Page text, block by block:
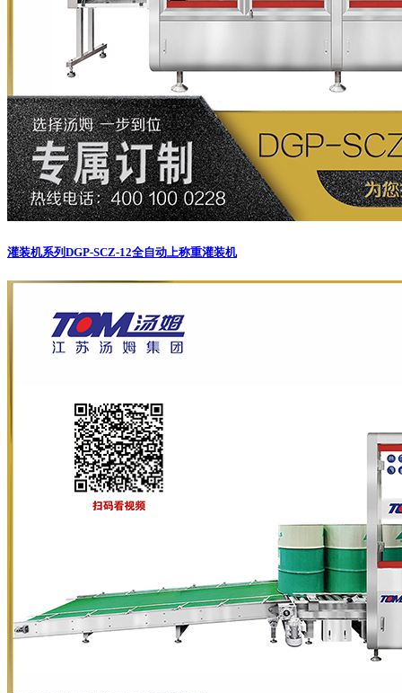
灌装机系列 DGP-SCZ-12全自动上称重灌装机